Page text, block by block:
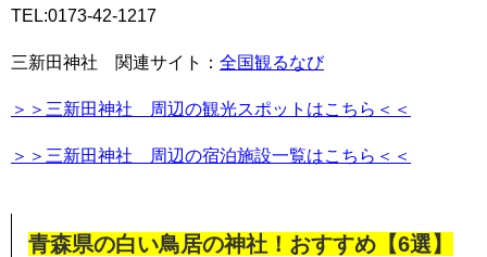
TEL:0173-42-1217
三新田神社 関連サイト： 全国観るなび
＞＞三新田神社 周辺の観光スポットはこちら＜＜
＞＞三新田神社 周辺の宿泊施設一覧はこちら＜＜
青森県の白い鳥居の神社！おすすめ【6選】